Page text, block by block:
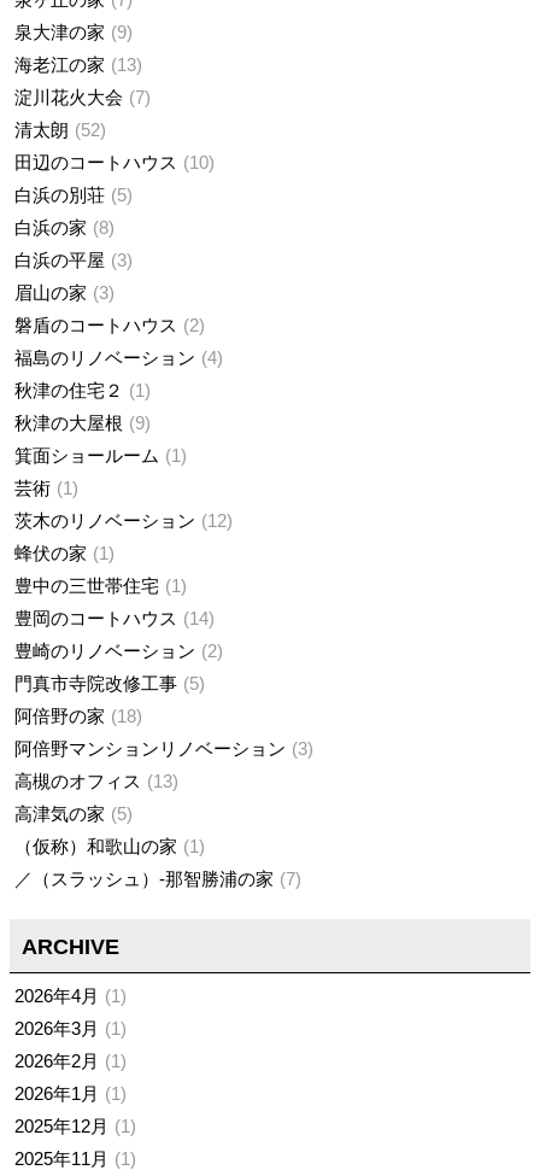
泉大津の家
9
海老江の家
13
淀川花火大会
7
清太朗
52
田辺のコートハウス
10
白浜の別荘
5
白浜の家
8
白浜の平屋
3
眉山の家
3
磐盾のコートハウス
2
福島のリノベーション
4
秋津の住宅２
1
秋津の大屋根
9
箕面ショールーム
1
芸術
1
茨木のリノベーション
12
蜂伏の家
1
豊中の三世帯住宅
1
豊岡のコートハウス
14
豊崎のリノベーション
2
門真市寺院改修工事
5
阿倍野の家
18
阿倍野マンションリノベーション
3
高槻のオフィス
13
高津気の家
5
（仮称）和歌山の家
1
／（スラッシュ）-那智勝浦の家
7
ARCHIVE
2026年4月
1
2026年3月
1
2026年2月
1
2026年1月
1
2025年12月
1
2025年11月
1